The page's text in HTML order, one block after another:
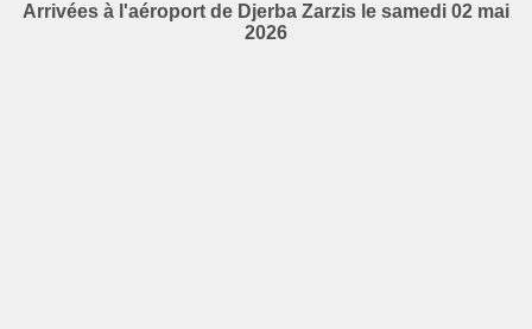
Arrivées à l'aéroport de Djerba Zarzis le samedi 02 mai
2026